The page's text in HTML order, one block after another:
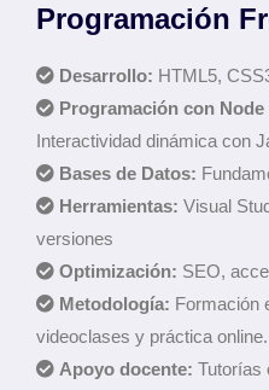
Programación
Desarrollo: HTML5,
Programación con Node
Interactividad dinámica con
Bases de Datos:
Herramientas: Visual
versiones
Optimización: SEO,
Metodología: Formación
videoclases y práctica online.
Apoyo docente: Tutorías